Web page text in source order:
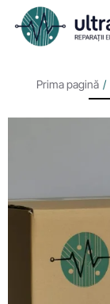
Prima pagină /